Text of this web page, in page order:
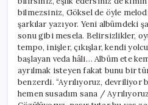
bilmezsiniz, Göksel de öyle
şarkılar yazıyor. Yeni albümdeki
sonu gibi mesela. Belirsizlikler,
tempo, inişler, çıkışlar, kendi
başlayan veda hâli… Albüm ete
ayrılmak isteyen fakat bunu bir
benzerdi. “Ayrılıyoruz,
hemen susadım sana /